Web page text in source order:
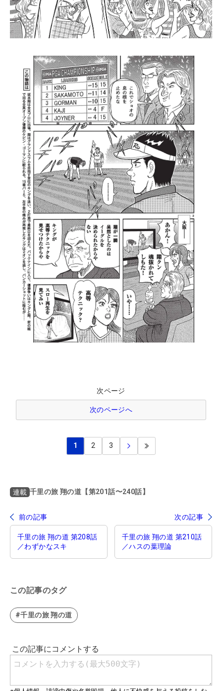
次ページ
次のページへ
1 2 3
連載 千里の旅 翔の道【第201話〜240話】
前の記事 次の記事
千里の旅 翔の道 第208話
／わずかなスキ
千里の旅 翔の道 第210話
／ハスの葉理論
この記事のタグ
#千里の旅 翔の道